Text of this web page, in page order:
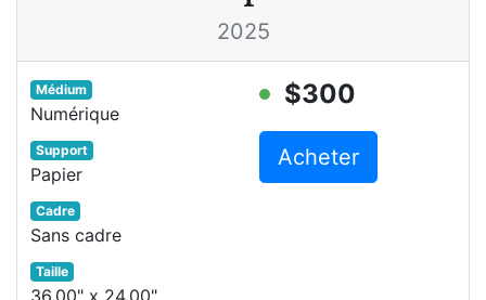
2025
Médium
Numérique
Support
Papier
Cadre
Sans cadre
Taille
$300
Acheter